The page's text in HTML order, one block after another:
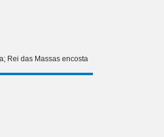
Rei das Massas encosta